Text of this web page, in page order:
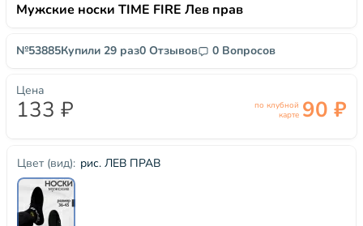
Мужские носки TIME FIRE Лев прав
№53885Купили 29 раз0 Отзывов 0 Вопросов
Цвет (вид): рис. ЛЕВ ПРАВ
Цена
133 ₽
по клубной
карте 90 ₽